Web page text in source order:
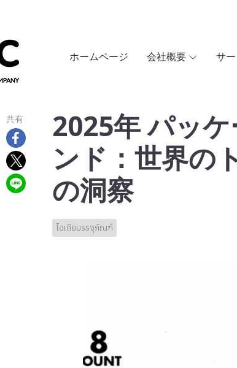
ホームページ 会社概要 サ
共有 2025年 パッ
ンド：世界の
の洞察
ไอเดียบรรจุภัณฑ์